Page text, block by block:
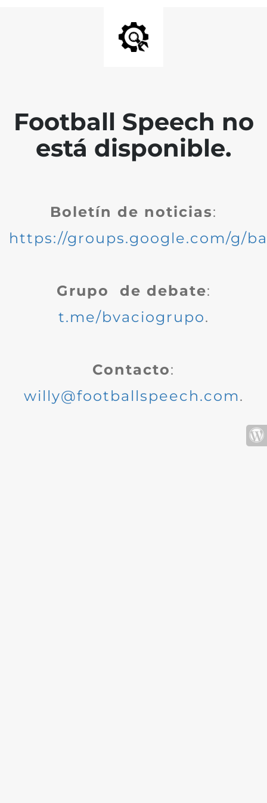
Football Speech no
está disponible.
Boletín de noticias:
https://groups.google.com/g/
Grupo de debate:
t.me/bvaciogrupo.
Contacto:
willy@footballspeech.com.